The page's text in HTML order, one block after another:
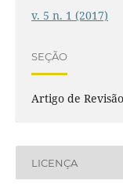
v. 5 n. 1 (2017)
SEÇÃO
Artigo de Revisão
LICENÇA